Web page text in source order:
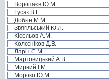
Воропаєв Ю.М.
Гусак В.Г.
Добкін М.М.
Звягільський Ю.Л.
Кісельов А.М.
Колєсніков Д.В.
Ларін С.М.
Мартовицький А.В.
Мирний І.М.
Мороко Ю.М.